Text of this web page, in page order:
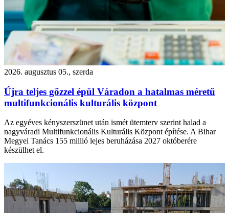
2026. augusztus 05., szerda
Újra teljes gőzzel épül Váradon a hatalmas méretű
multifunkcionális kulturális központ
Az egyéves kényszerszünet után ismét ütemterv szerint halad a
nagyváradi Multifunkcionális Kulturális Központ építése. A Bihar
Megyei Tanács 155 millió lejes beruházása 2027 októberére
készülhet el.